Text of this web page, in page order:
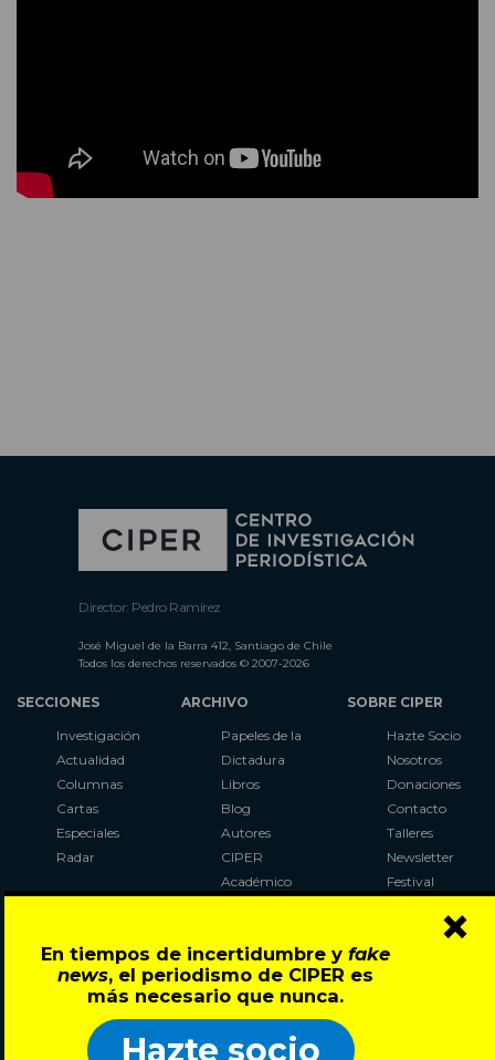
En tiempos de incertidumbre y fake
news, el periodismo de CIPER es
más necesario que nunca.
Hazte socio
×
Director: Pedro Ramírez
José Miguel de la Barra 412, Santiago de Chile
Todos los derechos reservados © 2007-2026
SECCIONES
Investigación
Actualidad
Columnas
Cartas
Especiales
Radar
ARCHIVO
Papeles de la
Dictadura
Libros
Blog
Autores
CIPER
Académico
Al Plebiscito
con CIPER
SOBRE CIPER
Hazte Socio
Nosotros
Donaciones
Contacto
Talleres
Newsletter
Festival